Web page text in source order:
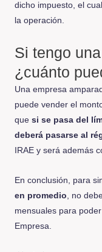
dicho impuesto, el
la operación.
Si tengo
¿cuánto
Una empresa
puede vender el
que si se pasa del
deberá pasarse al
IRAE y será además
En conclusión, para
en promedio , no
mensuales para
Empresa.